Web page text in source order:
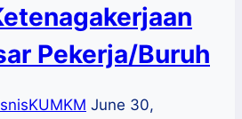
Pekerja/Buruh
June 30,